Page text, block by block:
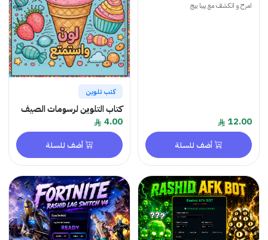
امرح و اتكشف مع بيبا بيج
12.00
أضف للسلة
كتب تلوين
كتاب التلوين لرسومات الصيف
4.00
أضف للسلة